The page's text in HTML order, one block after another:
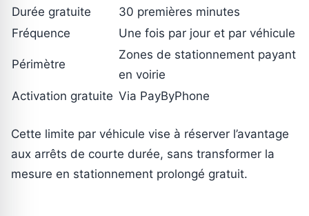
Durée gratuite
30 premières minutes
Fréquence
Une fois par jour et par véhicule
Périmètre
Zones de stationnement payant
en voirie
Activation gratuite Via PayByPhone
Cette limite par véhicule vise à réserver l’avantage
aux arrêts de courte durée, sans transformer la
mesure en stationnement prolongé gratuit.